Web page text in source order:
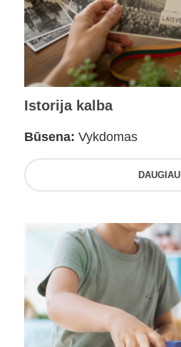
Istorija kalba
Būsena: Vykdomas
DAUGIAU